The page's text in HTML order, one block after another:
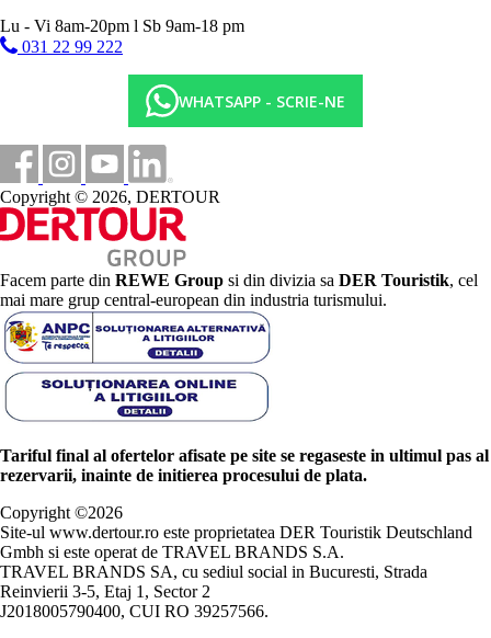
Lu - Vi 8am-20pm l Sb 9am-18 pm
031 22 99 222
WHATSAPP - SCRIE-NE
Copyright © 2026, DERTOUR
Facem parte din REWE Group si din divizia sa DER Touristik, cel
mai mare grup central-european din industria turismului.
Tariful final al ofertelor afisate pe site se regaseste in ultimul pas al
rezervarii, inainte de initierea procesului de plata.
Copyright ©2026
Site-ul www.dertour.ro este proprietatea DER Touristik Deutschland
Gmbh si este operat de TRAVEL BRANDS S.A.
TRAVEL BRANDS SA, cu sediul social in Bucuresti, Strada
Reinvierii 3-5, Etaj 1, Sector 2
J2018005790400, CUI RO 39257566.